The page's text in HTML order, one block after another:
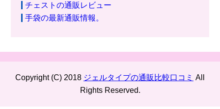
チェストの通販レビュー
手袋の最新通販情報。
Copyright (C) 2018 ジェルタイプの通販比較口コミ All
Rights Reserved.